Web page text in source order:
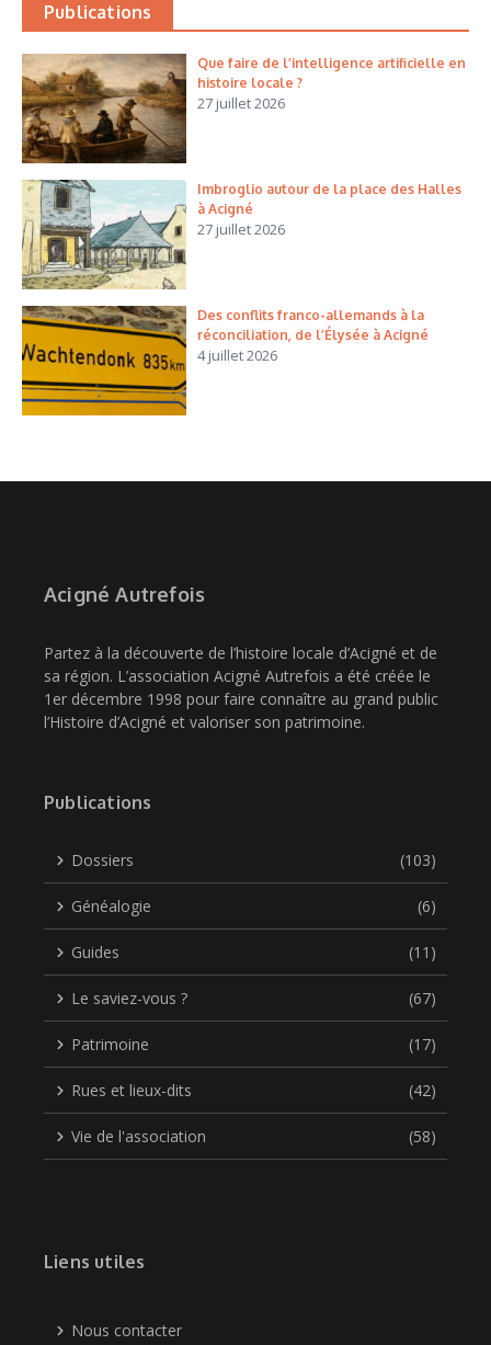
Publications
Que faire de l’intelligence artificielle en
histoire locale ?
27 juillet 2026
Imbroglio autour de la place des Halles
à Acigné
27 juillet 2026
Des conflits franco-allemands à la
réconciliation, de l’Élysée à Acigné
4 juillet 2026
Acigné Autrefois
Partez à la découverte de l’histoire locale d’Acigné et de
sa région. L’association Acigné Autrefois a été créée le
1er décembre 1998 pour faire connaître au grand public
l’Histoire d’Acigné et valoriser son patrimoine.
Publications
Dossiers (103)
Généalogie (6)
Guides (11)
Le saviez-vous ? (67)
Patrimoine (17)
Rues et lieux-dits (42)
Vie de l'association (58)
Liens utiles
Nous contacter